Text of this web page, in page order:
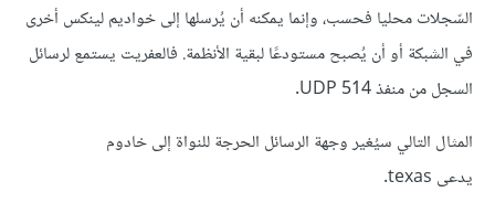
السّجلات محليا فحسب، وإنما يمكنه أن يُرسلها إلى خواديم لينكس أخرى
في الشبكة أو أن يُصبح مستودعًا لبقية الأنظمة. فالعفريت يستمع لرسائل
السجل من منفذ UDP 514.
المثال التالي سيُغير وجهة الرسائل الحرجة للنواة إلى خادوم
يدعى texas.